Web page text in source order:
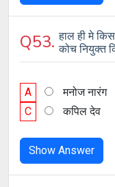
Q53.हाल ही मे
कोच नियुक्त
A मनोज नारंग
C
कपिल देव
Show Answer